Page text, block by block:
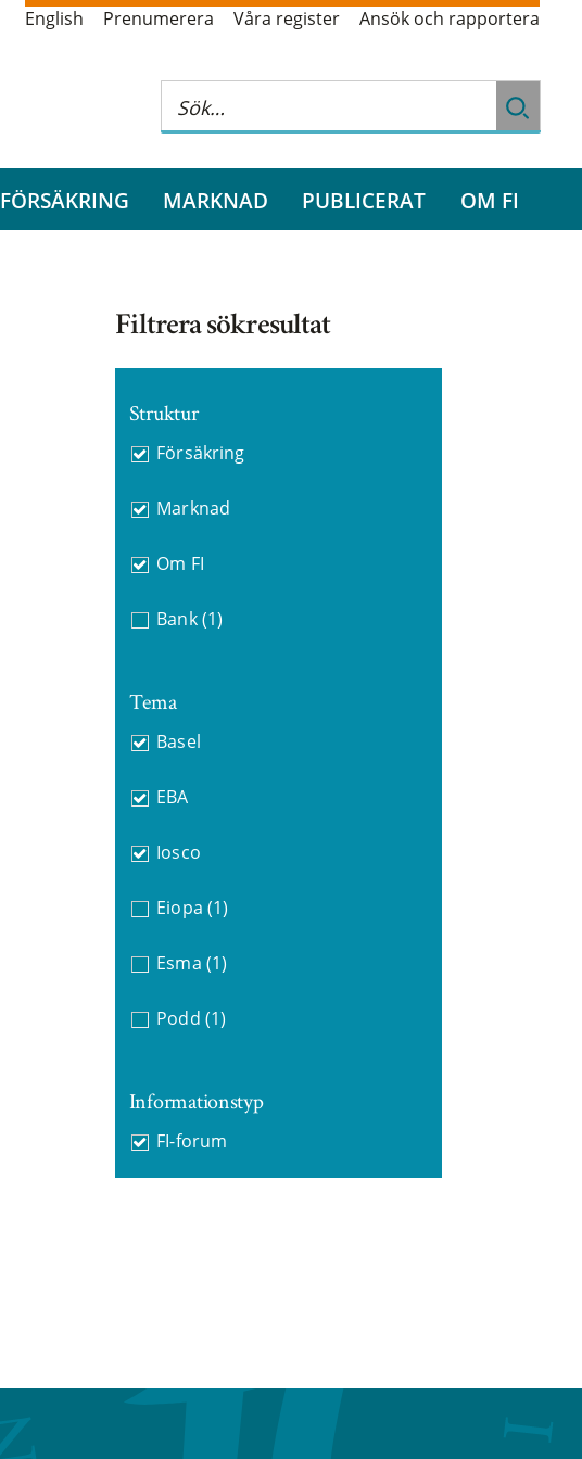
English Prenumerera Våra register Ansök och rapportera
FÖRSÄKRING MARKNAD PUBLICERAT OM FI
Filtrera sökresultat
Struktur
Försäkring
Marknad
Om FI
Bank (1)
Tema
Basel
EBA
Iosco
Eiopa (1)
Esma (1)
Podd (1)
Informationstyp
FI-forum